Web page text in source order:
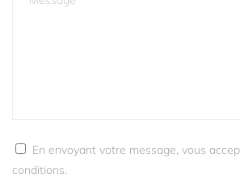
En envoyant votre message, vous
conditions.